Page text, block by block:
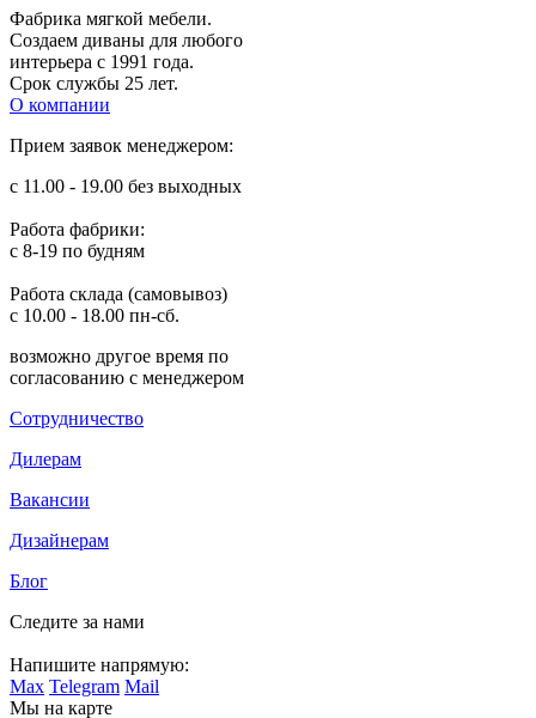
Фабрика мягкой мебели.
Создаем диваны для любого
интерьера с 1991 года.
Срок службы 25 лет.
О компании
Прием заявок менеджером:
с 11.00 - 19.00 без выходных
Работа фабрики:
с 8-19 по будням
Работа склада (самовывоз)
с 10.00 - 18.00 пн-сб.
возможно другое время по
согласованию с менеджером
Сотрудничество
Дилерам
Вакансии
Дизайнерам
Блог
Следите за нами
Напишите напрямую:
Max Telegram Mail
Мы на карте